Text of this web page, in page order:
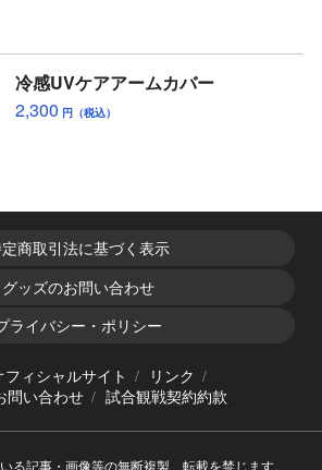
冷感UVケアアームカバー
2,300 円（税込）
商取引法に基づく表示
グッズのお問い合わせ
ライバシー・ポリシー
フィシャルサイト
リンク
問い合わせ
試合観戦契約約款
る記事・画像等の無断複製、転載を禁じます。